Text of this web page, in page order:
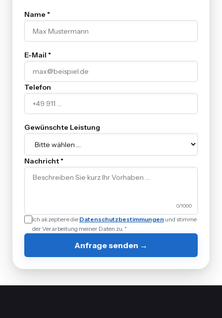
Name *
E-Mail *
Telefon
Gewünschte Leistung
Nachricht *
0/1000
Ich akzeptiere die Datenschutzbestimmungen und stimme
der Verarbeitung meiner Daten zu. *
Anfrage senden →